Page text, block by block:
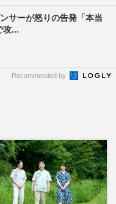
サーが怒りの告発「本当
攻...
Recommended by